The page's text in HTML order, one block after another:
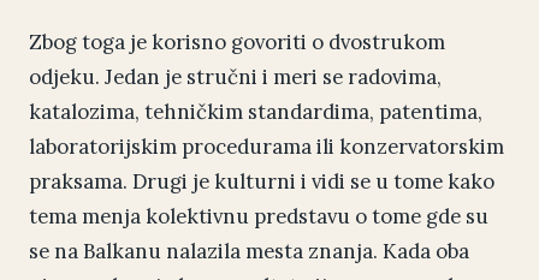
Zbog toga je korisno govoriti o dvostrukom
odjeku. Jedan je stručni i meri se radovima,
katalozima, tehničkim standardima, patentima,
laboratorijskim procedurama ili konzervatorskim
praksama. Drugi je kulturni i vidi se u tome kako
tema menja kolektivnu predstavu o tome gde su
se na Balkanu nalazila mesta znanja. Kada oba